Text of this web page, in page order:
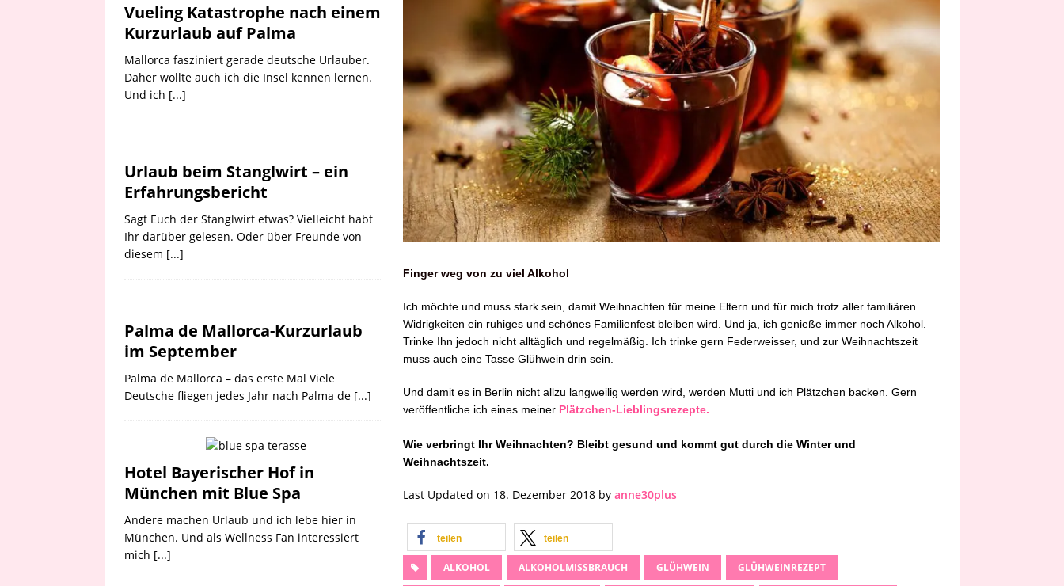
Finger weg von zu viel Alkohol
Ich möchte und muss stark sein, damit Weihnachten für meine Eltern und für mich trotz aller familiären
Widrigkeiten ein ruhiges und schönes Familienfest bleiben wird. Und ja, ich genieße immer noch Alkohol.
Trinke Ihn jedoch nicht alltäglich und regelmäßig. Ich trinke gern Federweisser, und zur Weihnachtszeit
muss auch eine Tasse Glühwein drin sein.
Und damit es in Berlin nicht allzu langweilig werden wird, werden Mutti und ich Plätzchen backen. Gern
veröffentliche ich eines meiner Plätzchen-Lieblingsrezepte.
Wie verbringt Ihr Weihnachten? Bleibt gesund und kommt gut durch die Winter und
Weihnachtszeit.
Last Updated on 18. Dezember 2018 by anne30plus
teilen teilen
ALKOHOL ALKOHOLMISSBRAUCH GLÜHWEIN GLÜHWEINREZEPT
Vueling Katastrophe nach einem
Kurzurlaub auf Palma
Mallorca fasziniert gerade deutsche Urlauber.
Daher wollte auch ich die Insel kennen lernen.
Und ich [...]
Urlaub beim Stanglwirt – ein
Erfahrungsbericht
Sagt Euch der Stanglwirt etwas? Vielleicht habt
Ihr darüber gelesen. Oder über Freunde von
diesem [...]
Palma de Mallorca-Kurzurlaub
im September
Palma de Mallorca – das erste Mal Viele
Deutsche fliegen jedes Jahr nach Palma de [...]
Hotel Bayerischer Hof in
München mit Blue Spa
Andere machen Urlaub und ich lebe hier in
München. Und als Wellness Fan interessiert
mich [...]